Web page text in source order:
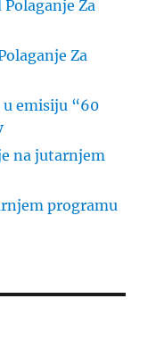
Polaganje Za
Za
emisiju “60
na jutarnjem
programu